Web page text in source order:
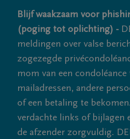
Blijf waakzaam voor
(poging tot oplichting) -
meldingen over valse
zogezegde
mom van een
mailadressen, andere
of een betaling te
verdachte links of bijlagen
de afzender zorgvuldig.